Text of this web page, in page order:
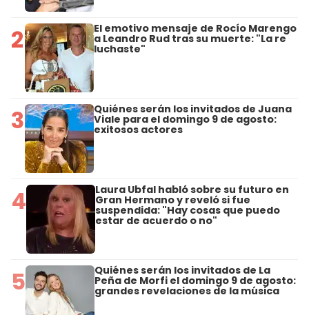
2 El emotivo mensaje de Rocío Marengo
a Leandro Rud tras su muerte: "La re
luchaste"
3 Quiénes serán los invitados de Juana
Viale para el domingo 9 de agosto:
exitosos actores
4 Laura Ubfal habló sobre su futuro en
Gran Hermano y reveló si fue
suspendida: "Hay cosas que puedo
estar de acuerdo o no"
5 Quiénes serán los invitados de La
Peña de Morfi el domingo 9 de agosto:
grandes revelaciones de la música